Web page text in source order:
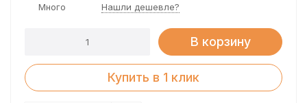
Много Нашли дешевле?
В корзину
Купить в 1 клик